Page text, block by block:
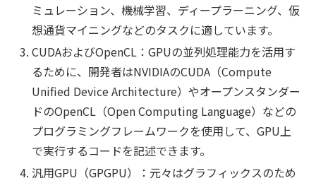
ミュレーション、機械学習、ディープラーニング、仮
想通貨マイニングなどのタスクに適しています。
CUDAおよびOpenCL：GPUの並列処理能力を活用す
るために、開発者はNVIDIAのCUDA（Compute
Unified Device Architecture）やオープンスタンダー
ドのOpenCL（Open Computing Language）などの
プログラミングフレームワークを使用して、GPU上
で実行するコードを記述できます。
汎用GPU（GPGPU）：元々はグラフィックスのため